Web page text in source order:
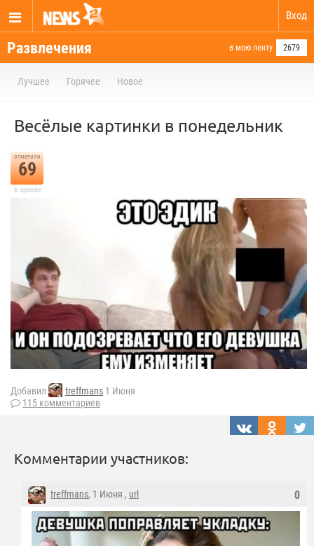
Вход
Развлечения в мою ленту 2679
Лучшее Горячее Новое
Весёлые картинки в понедельник
отметили
69
в архиве
Добавил treffmans 1 Июня
115 комментариев
Комментарии участников:
0
treffmans, 1 Июня , url